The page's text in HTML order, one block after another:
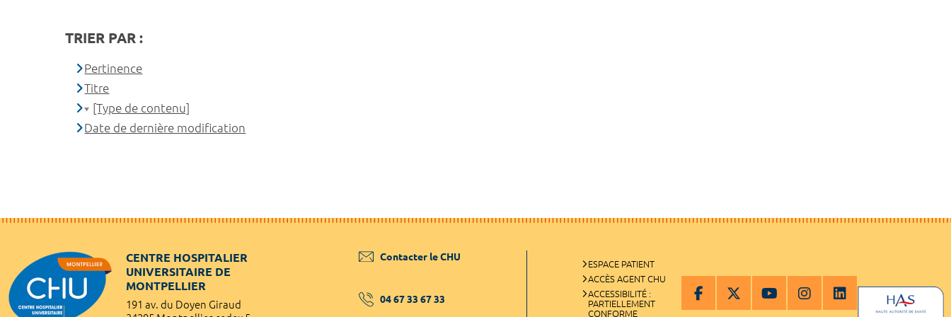
TRIER PAR :
Pertinence
Titre
[Type de contenu]
Date de dernière modification
CENTRE HOSPITALIER
UNIVERSITAIRE DE
MONTPELLIER
191 av. du Doyen Giraud
Contacter le CHU
04 67 33 67 33
ESPACE PATIENT
ACCÈS AGENT CHU
ACCESSIBILITÉ :
PARTIELLEMENT
CONFORME